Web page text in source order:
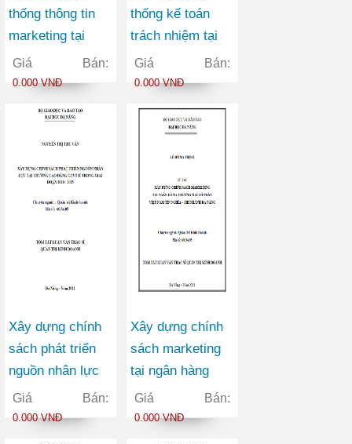
thống thông tin
marketing tại
Công ty Cổ phần
Đầu tư và Sản
Giá Bán:
0.000 VNĐ
thống kế toán
trách nhiệm tại
công ty cổ phần
bóng đèn phích
Giá Bán:
0.000 VNĐ
Xây dựng chính
sách phát triển
nguồn nhân lực
tại trường cao
đẳng giao thông
Giá Bán:
0.000 VNĐ
Xây dựng chính
sách marketing
tại ngân hàng
thương mại cổ
phần Việt Nam
Giá Bán:
0.000 VNĐ